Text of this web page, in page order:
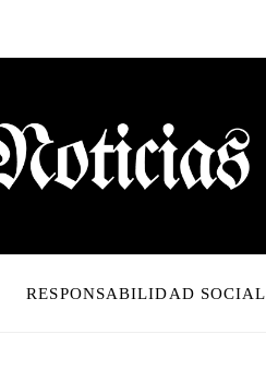
RESPONSABILIDAD SOCIAL